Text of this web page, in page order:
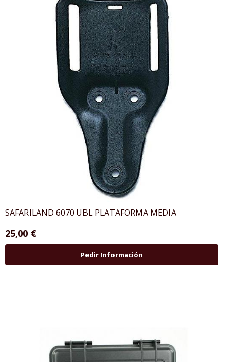
SAFARILAND 6070 UBL PLATAFORMA MEDIA
25,00 €
Pedir Información